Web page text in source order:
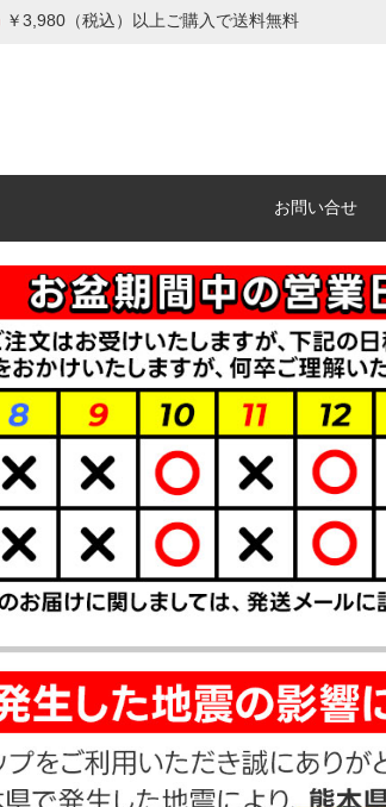
￥3,980（税込）以上ご購入で送料無料
お問い合せ